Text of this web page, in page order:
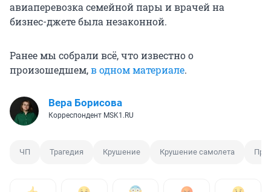
авиаперевозка семейной пары и врачей на
бизнес-джете была незаконной.
Ранее мы собрали всё, что известно о
произошедшем,в одном материале.
Вера Борисова
Корреспондент MSK1.RU
ЧП Трагедия Крушение Крушение самолета